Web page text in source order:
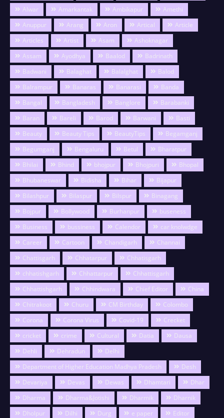
Alwar
Amarkantak Ambikapur
Amethi
Anuppur
Arang Aron Artical
Article
Articles
Artist Asam
Ashoknagar
Assam
Ayodhya Baalod
Badrinath
Badwani
Balaghat Balalghat
Balod
Balrampur
Banaras Banarasi
Banda
Bangal
Bangladesh Banglore
Barabanki
Baran
Bareli Barod Barwani
Basti
Beauty
Beauty Tips BeautyTips
Begamganj
Begumganj
Bengaluru Betul
Bharatpur
Bhilai
Bhind bhojpur Bhojpuri
Bhopal
Bhubaneswar
Bidisha Bihar
Bijapur
Bilashpur
Bilaspur Bilspur
Binagang
Bojpur
Bollywood Burhanpur
buseness
Business
bussiness Calendor
car knolwdge
Career
Cartoon Chandigarh
Channai
Chattisgarh
Chhatarpur
Chhatisgarh
chhatishgarh
Chhattarpur
Chhattisgarh
Chhattishgarh
Chhindwara Chief Editor
China
Chitrakoot
Churu CM Birthday
Colombo
Corona
Corona Virus Covid-19
Crecket
cricket
crime Cultural Datia
Dausa
Dehli
Dehradun
Delhi
Department of Higher Education Madhya Pradesh
Desh
Devariya
Devas Dewas Dhamtari
Dhar
Dharma
Dharma&Jotishi Dharmik
Dharnik
Dholpur
Dilhi Durg e paper
Editor